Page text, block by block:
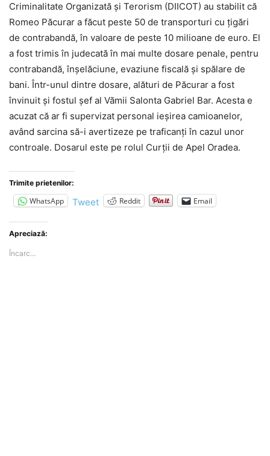
Criminalitate Organizată şi Terorism (DIICOT) au stabilit că
Romeo Păcurar a făcut peste 50 de transporturi cu ţigări
de contrabandă, în valoare de peste 10 milioane de euro. El
a fost trimis în judecată în mai multe dosare penale, pentru
contrabandă, înşelăciune, evaziune fiscală şi spălare de
bani. Într-unul dintre dosare, alături de Păcurar a fost
învinuit şi fostul şef al Vămii Salonta Gabriel Bar. Acesta e
acuzat că ar fi supervizat personal ieşirea camioanelor,
având sarcina să-i avertizeze pe traficanţi în cazul unor
controale. Dosarul este pe rolul Curţii de Apel Oradea.
Trimite prietenilor:
WhatsApp Tweet Reddit Email
Apreciază:
Încarc...